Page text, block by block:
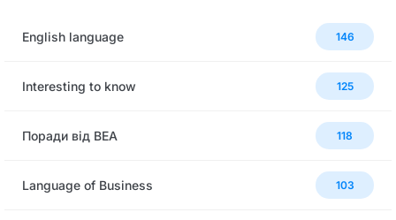
English language 146
Interesting to know 125
Поради від BEA 118
Language of Business 103